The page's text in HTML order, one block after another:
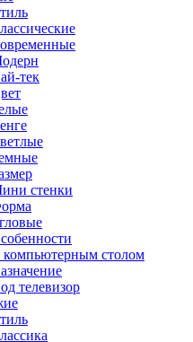
тек
стенки
столом
телевизор